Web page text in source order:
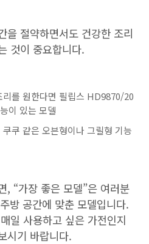
을 절약하면서도 건강한 조리
것이 중요합니다.
를 원한다면 필립스 HD9870/20
이 있는 모델
쿠 같은 오븐형이나 그릴형 기능
, “가장 좋은 모델”은 여러분
방 공간에 맞춘 모델입니다.
일 사용하고 싶은 가전인지
시기 바랍니다.